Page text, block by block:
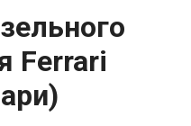
Ferrari